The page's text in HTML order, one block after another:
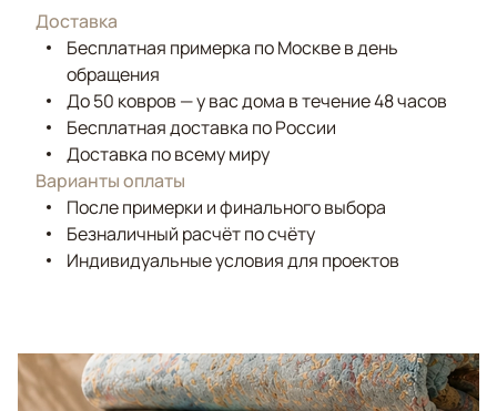
Доставка
Бесплатная примерка по Москве в день
обращения
До 50 ковров — у вас дома в течение 48 часов
Бесплатная доставка по России
Доставка по всему миру
Варианты оплаты
После примерки и финального выбора
Безналичный расчёт по счёту
Индивидуальные условия для проектов